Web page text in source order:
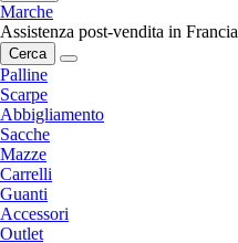
Marche
Assistenza post-vendita in Francia
Cerca
Palline
Scarpe
Abbigliamento
Sacche
Mazze
Carrelli
Guanti
Accessori
Outlet